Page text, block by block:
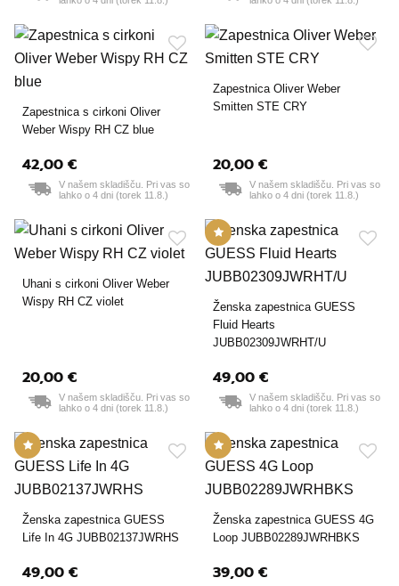
Zapestnica s cirkoni Oliver
Weber Wispy RH CZ blue
42,00 €
V našem skladišču. Pri vas so
lahko o 4 dni (torek 11.8.)
Zapestnica Oliver Weber
Smitten STE CRY
20,00 €
V našem skladišču. Pri vas so
lahko o 4 dni (torek 11.8.)
Uhani s cirkoni Oliver Weber
Wispy RH CZ violet
20,00 €
V našem skladišču. Pri vas so
lahko o 4 dni (torek 11.8.)
Ženska zapestnica GUESS
Fluid Hearts
JUBB02309JWRHT/U
49,00 €
V našem skladišču. Pri vas so
lahko o 4 dni (torek 11.8.)
Ženska zapestnica GUESS
Life In 4G JUBB02137JWRHS
49,00 €
Ženska zapestnica GUESS 4G
Loop JUBB02289JWRHBKS
39,00 €